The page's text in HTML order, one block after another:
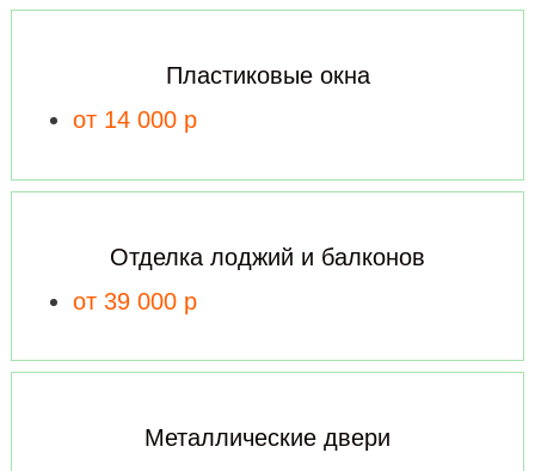
Пластиковые окна
от 14 000 р
Отделка лоджий и балконов
от 39 000 р
Металлические двери